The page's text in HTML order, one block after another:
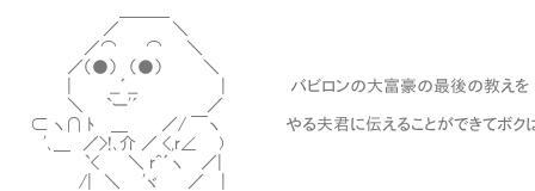
／ ＼
／⌒ ⌒ ＼
／（●） （●） ＼
| __´__ | バビロンの大富豪の最後の教えを
＼ `ー'´ ／
⊂ ヽ∩ ﾄ ＿ ／/ ￣ヽ やる夫君に伝えることができてボクは
'､＿ ／>!､介 ／ <,r∠ )
`< ＼ r^´ヽ ／|
/| ＼ 'ヾ ／ |